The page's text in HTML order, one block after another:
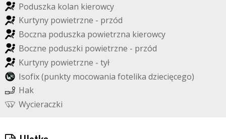
Poduszka kolan kierowcy
Kurtyny powietrzne - przód
Boczna poduszka powietrzna kierowcy
Boczne poduszki powietrzne - przód
Kurtyny powietrzne - tył
Isofix(punkty mocowania fotelika dziecięcego)
Hak
Wycieraczki